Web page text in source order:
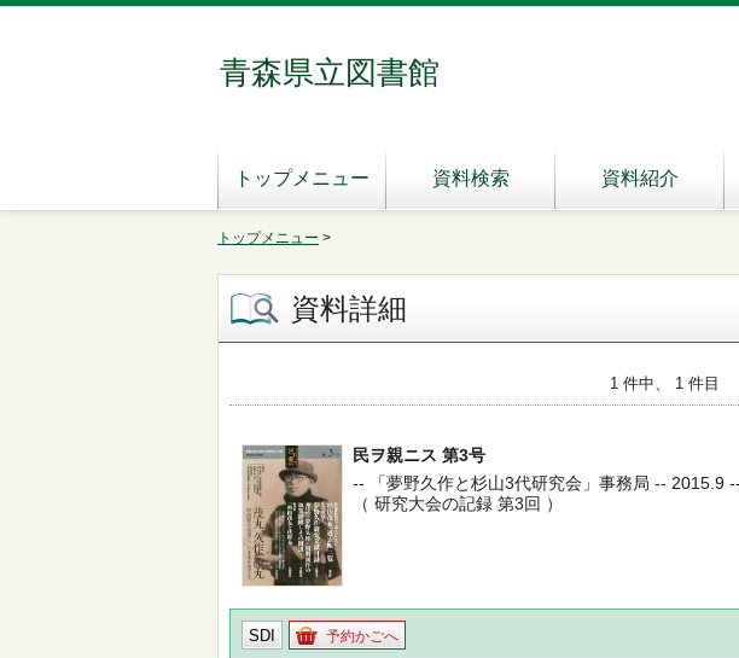
青森県立図書館
トップメニュー 資料検索 資料紹介
トップメニュー >
資料詳細
1 件中、 1 件目
民ヲ親ニス 第3号
-- 「夢野久作と杉山3代研究会」事務局 -- 2015.9
（ 研究大会の記録 第3回 ）
SDI 予約かごへ